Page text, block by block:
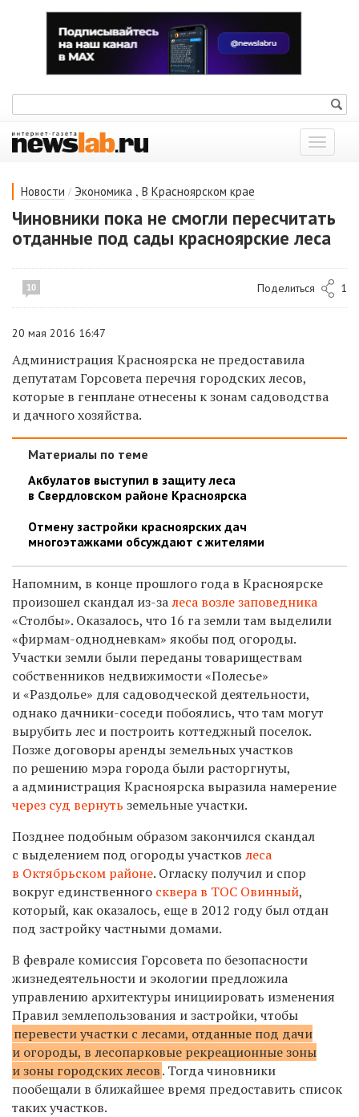
Показать
меню
Новости / Экономика , В Красноярском крае
Чиновники пока не смогли пересчитать
отданные под сады красноярские леса
10 Поделиться 1
20 мая 2016 16:47
Администрация Красноярска не предоставила
депутатам Горсовета перечня городских лесов,
которые в генплане отнесены к зонам садоводства
и дачного хозяйства.
Материалы по теме
Акбулатов выступил в защиту леса
в Свердловском районе Красноярска
Отмену застройки красноярских дач
многоэтажками обсуждают с жителями
Напомним, в конце прошлого года в Красноярске
произошел скандал из-залеса возле заповедника
«Столбы». Оказалось, что 16 га земли там выделили
«фирмам-однодневкам» якобы под огороды.
Участки земли были переданы товариществам
собственников недвижимости «Полесье»
и «Раздолье» для садоводческой деятельности,
однако дачники-соседи побоялись, что там могут
вырубить лес и построить коттеджный поселок.
Позже договоры аренды земельных участков
по решению мэра города были расторгнуты,
а администрация Красноярска выразила намерение
через суд вернуть земельные участки.
Позднее подобным образом закончился скандал
с выделением под огороды участков леса
в Октябрьском районе. Огласку получил и спор
вокруг единственного сквера в ТОС Овинный,
который, как оказалось, еще в 2012 году был отдан
под застройку частными домами.
В феврале комиссия Горсовета по безопасности
жизнедеятельности и экологии предложила
управлению архитектуры инициировать изменения
Правил землепользования и застройки, чтобы
перевести участки с лесами, отданные под дачи
и огороды, в лесопарковые рекреационные зоны
и зоны городских лесов. Тогда чиновники
пообещали в ближайшее время предоставить список
таких участков.